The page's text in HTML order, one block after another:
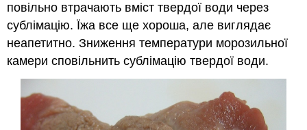
повільно втрачають вміст твердої води через
сублімацію. Їжа все ще хороша, але виглядає
неапетитно. Зниження температури морозильної
камери сповільнить сублімацію твердої води.